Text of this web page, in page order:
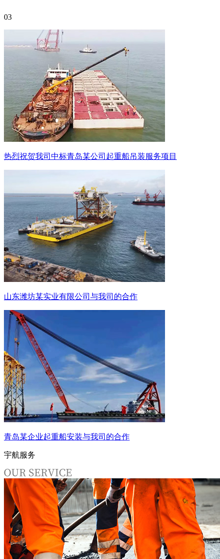
03
热烈祝贺我司中标青岛某公司起重船吊装服务项目
山东潍坊某实业有限公司与我司的合作
青岛某企业起重船安装与我司的合作
宇航服务